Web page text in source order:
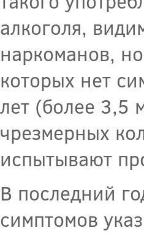
алкоголя,
наркоманов,
которых нет
лет (более 3,5
чрезмерных
испытывают
В последний
симптомов